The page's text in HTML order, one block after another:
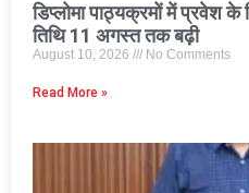
डिप्लोमा पाठ्यक्रमों में प्रवेश
तिथि 11 अगस्त तक बढ़ी
August 10, 2026 No Comments
Read More »